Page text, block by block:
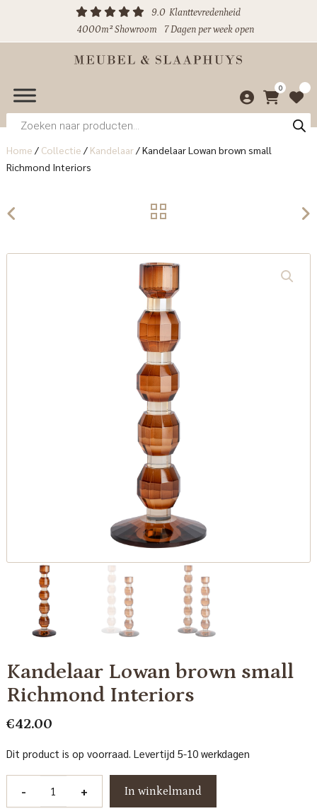
9.0 Klanttevredenheid
4000m² Showroom
7 Dagen per week open
0
Producten
zoeken
Home / Collectie / Kandelaar/Kandelaar Lowan brown small
Richmond Interiors
Kandelaar Lowan brown small
Richmond Interiors
€42.00
Dit product is op voorraad. Levertijd 5-10 werkdagen
- + In winkelmand